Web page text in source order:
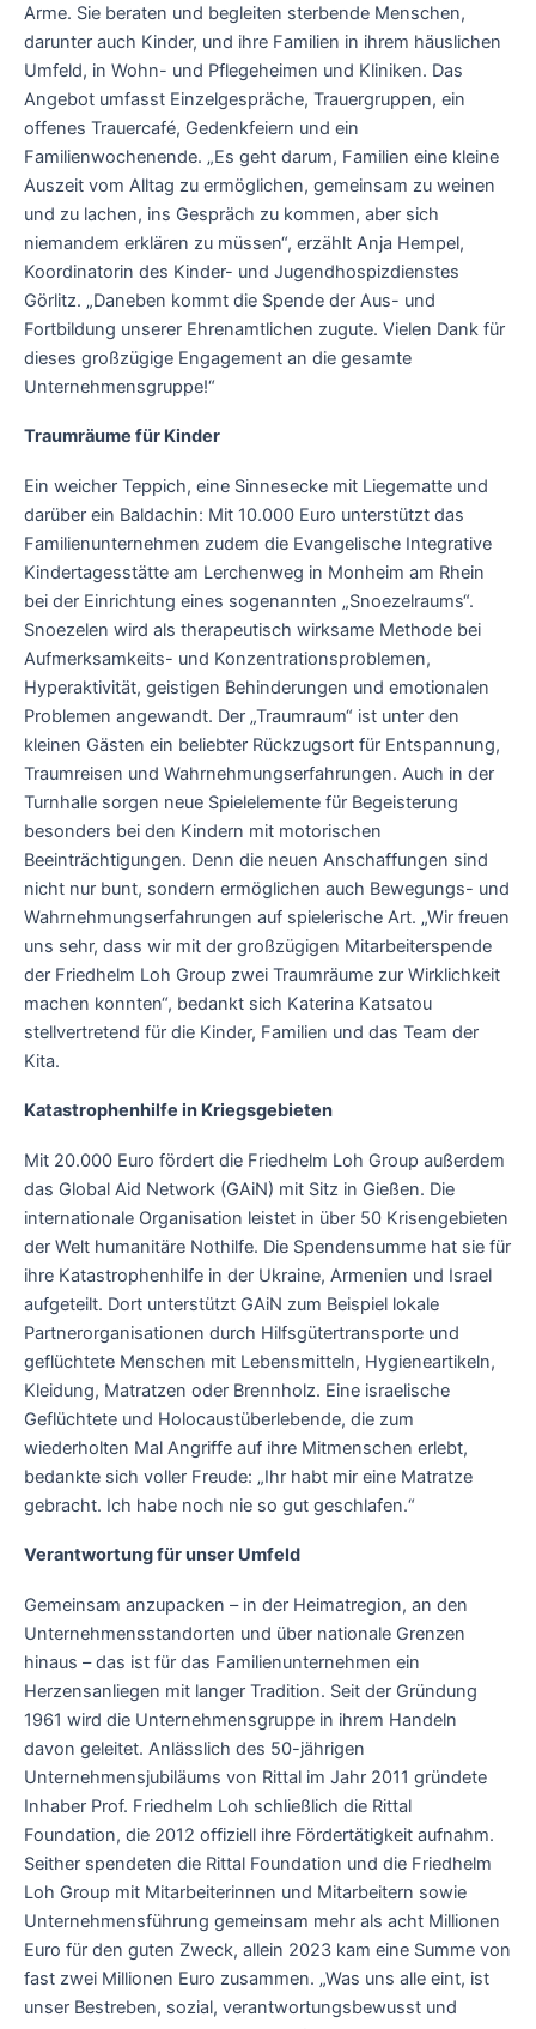
Arme. Sie beraten und begleiten sterbende Menschen,
darunter auch Kinder, und ihre Familien in ihrem häuslichen
Umfeld, in Wohn- und Pflegeheimen und Kliniken. Das
Angebot umfasst Einzelgespräche, Trauergruppen, ein
offenes Trauercafé, Gedenkfeiern und ein
Familienwochenende. „Es geht darum, Familien eine kleine
Auszeit vom Alltag zu ermöglichen, gemeinsam zu weinen
und zu lachen, ins Gespräch zu kommen, aber sich
niemandem erklären zu müssen“, erzählt Anja Hempel,
Koordinatorin des Kinder- und Jugendhospizdienstes
Görlitz. „Daneben kommt die Spende der Aus- und
Fortbildung unserer Ehrenamtlichen zugute. Vielen Dank für
dieses großzügige Engagement an die gesamte
Unternehmensgruppe!“
Traumräume für Kinder
Ein weicher Teppich, eine Sinnesecke mit Liegematte und
darüber ein Baldachin: Mit 10.000 Euro unterstützt das
Familienunternehmen zudem die Evangelische Integrative
Kindertagesstätte am Lerchenweg in Monheim am Rhein
bei der Einrichtung eines sogenannten „Snoezelraums“.
Snoezelen wird als therapeutisch wirksame Methode bei
Aufmerksamkeits- und Konzentrationsproblemen,
Hyperaktivität, geistigen Behinderungen und emotionalen
Problemen angewandt. Der „Traumraum“ ist unter den
kleinen Gästen ein beliebter Rückzugsort für Entspannung,
Traumreisen und Wahrnehmungserfahrungen. Auch in der
Turnhalle sorgen neue Spielelemente für Begeisterung
besonders bei den Kindern mit motorischen
Beeinträchtigungen. Denn die neuen Anschaffungen sind
nicht nur bunt, sondern ermöglichen auch Bewegungs- und
Wahrnehmungserfahrungen auf spielerische Art. „Wir freuen
uns sehr, dass wir mit der großzügigen Mitarbeiterspende
der Friedhelm Loh Group zwei Traumräume zur Wirklichkeit
machen konnten“, bedankt sich Katerina Katsatou
stellvertretend für die Kinder, Familien und das Team der
Kita.
Katastrophenhilfe in Kriegsgebieten
Mit 20.000 Euro fördert die Friedhelm Loh Group außerdem
das Global Aid Network (GAiN) mit Sitz in Gießen. Die
internationale Organisation leistet in über 50 Krisengebieten
der Welt humanitäre Nothilfe. Die Spendensumme hat sie für
ihre Katastrophenhilfe in der Ukraine, Armenien und Israel
aufgeteilt. Dort unterstützt GAiN zum Beispiel lokale
Partnerorganisationen durch Hilfsgütertransporte und
geflüchtete Menschen mit Lebensmitteln, Hygieneartikeln,
Kleidung, Matratzen oder Brennholz. Eine israelische
Geflüchtete und Holocaustüberlebende, die zum
wiederholten Mal Angriffe auf ihre Mitmenschen erlebt,
bedankte sich voller Freude: „Ihr habt mir eine Matratze
gebracht. Ich habe noch nie so gut geschlafen.“
Verantwortung für unser Umfeld
Gemeinsam anzupacken – in der Heimatregion, an den
Unternehmensstandorten und über nationale Grenzen
hinaus – das ist für das Familienunternehmen ein
Herzensanliegen mit langer Tradition. Seit der Gründung
1961 wird die Unternehmensgruppe in ihrem Handeln
davon geleitet. Anlässlich des 50-jährigen
Unternehmensjubiläums von Rittal im Jahr 2011 gründete
Inhaber Prof. Friedhelm Loh schließlich die Rittal
Foundation, die 2012 offiziell ihre Fördertätigkeit aufnahm.
Seither spendeten die Rittal Foundation und die Friedhelm
Loh Group mit Mitarbeiterinnen und Mitarbeitern sowie
Unternehmensführung gemeinsam mehr als acht Millionen
Euro für den guten Zweck, allein 2023 kam eine Summe von
fast zwei Millionen Euro zusammen. „Was uns alle eint, ist
unser Bestreben, sozial, verantwortungsbewusst und